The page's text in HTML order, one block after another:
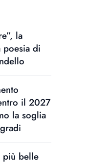
la
poesia di
il 2027
la soglia
più belle